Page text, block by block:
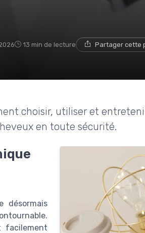
13 min de lecture Partager cette
choisir, utiliser et
en toute sécurité.
désormais
facilement